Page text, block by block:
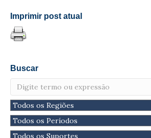
Imprimir post atual
Buscar